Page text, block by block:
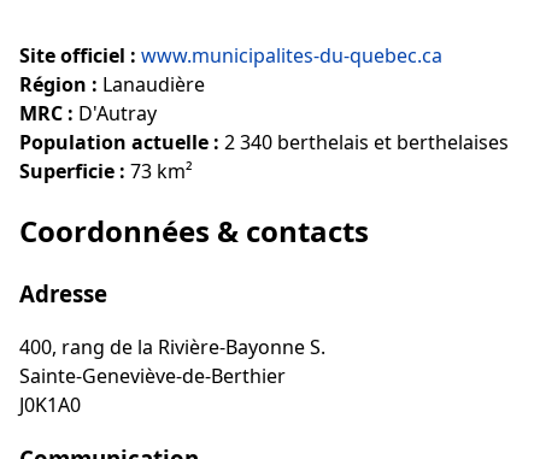
Site officiel : www.municipalites-du-quebec.ca
Région : Lanaudière
MRC : D'Autray
Population actuelle : 2 340 berthelais et berthelaises
Superficie : 73 km²
Coordonnées & contacts
Adresse
400, rang de la Rivière-Bayonne S.
Sainte-Geneviève-de-Berthier
J0K1A0